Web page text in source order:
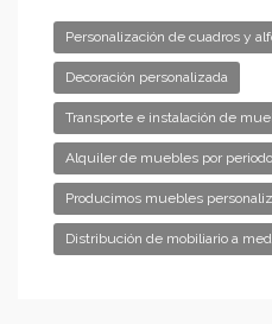
Personalización de cuadros y
Decoración personalizada
Transporte e instalación de
Alquiler de muebles por
Producimos muebles
Distribución de mobiliario a